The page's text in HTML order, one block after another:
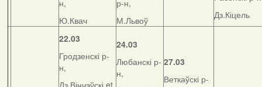
н,
Ю.Квач
р-н,
М.Львоў
Дз.Кіцель
22.03
Гродзенскі р-
н,
Дз.Вінчэўскі et
24.03
Любанскі р-
н,
27.03
Веткаўскі р-